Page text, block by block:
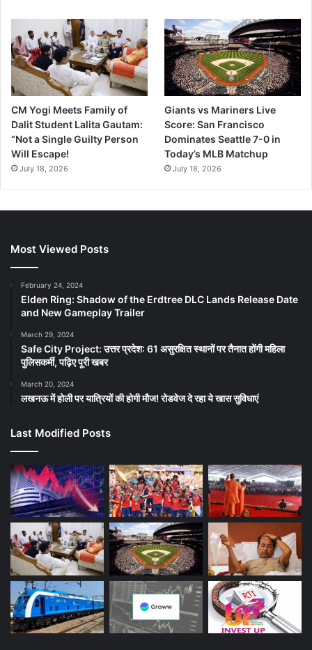
CM Yogi Meets Family of
Dalit Student Lalita Gautam:
“Not a Single Guilty Person
Will Escape!
July 18, 2026
Giants vs Mariners Live
Score: San Francisco
Dominates Seattle 7-0 in
Today’s MLB Matchup
July 18, 2026
Most Viewed Posts
February 24, 2024
Elden Ring: Shadow of the Erdtree DLC Lands Release Date
and New Gameplay Trailer
March 29, 2024
Safe City Project: उत्तर प्रदेश: 61 असुरक्षित स्थानों पर तैनात होंगी महिला
पुलिसकर्मी, पढ़िए पूरी खबर
March 20, 2024
लखनऊ में होली पर यात्रियों की होगी मौज! रोडवेज दे रहा ये खास सुविधाएं
Last Modified Posts